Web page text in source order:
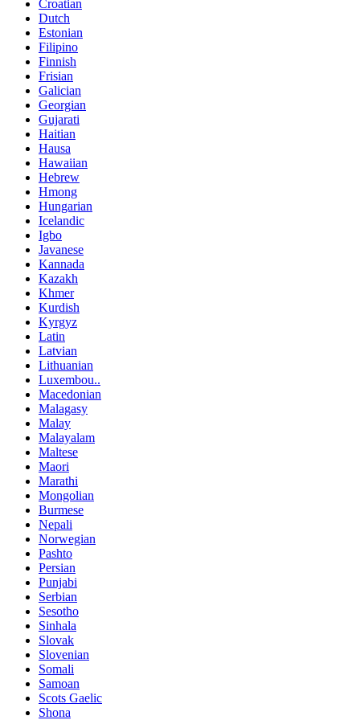
Croatian
Dutch
Estonian
Filipino
Finnish
Frisian
Galician
Georgian
Gujarati
Haitian
Hausa
Hawaiian
Hebrew
Hmong
Hungarian
Icelandic
Igbo
Javanese
Kannada
Kazakh
Khmer
Kurdish
Kyrgyz
Latin
Latvian
Lithuanian
Luxembou..
Macedonian
Malagasy
Malay
Malayalam
Maltese
Maori
Marathi
Mongolian
Burmese
Nepali
Norwegian
Pashto
Persian
Punjabi
Serbian
Sesotho
Sinhala
Slovak
Slovenian
Somali
Samoan
Scots Gaelic
Shona